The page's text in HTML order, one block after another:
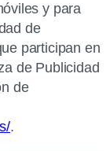
y para
de
participan en
de Publicidad
de
.